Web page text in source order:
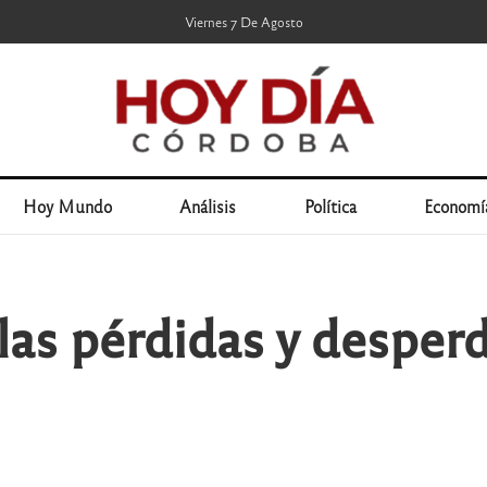
Viernes 7 De Agosto
Hoy Mundo Análisis Política
pérdidas y